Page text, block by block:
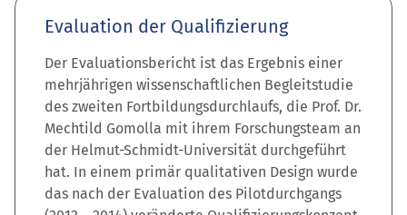
Evaluation der Qualifizierung
Der Evaluationsbericht ist das Ergebnis einer
mehrjährigen wissenschaftlichen Begleitstudie
des zweiten Fortbildungsdurchlaufs, die Prof. Dr.
Mechtild Gomolla mit ihrem Forschungsteam an
der Helmut-Schmidt-Universität durchgeführt
hat. In einem primär qualitativen Design wurde
das nach der Evaluation des Pilotdurchgangs